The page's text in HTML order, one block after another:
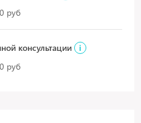
руб
консультации
i
руб